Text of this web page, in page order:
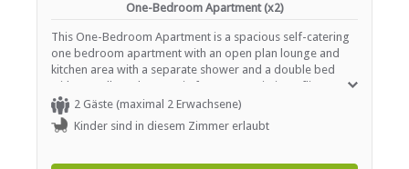
One-Bedroom Apartment (x2)
This One-Bedroom Apartment is a spacious self-catering
one bedroom apartment with an open plan lounge and
kitchen area with a separate shower and a double bed
with a small garden area in front. Free Wi-Fi, Netflix
provided.2 Gäste (maximal 2 Erwachsene)
Kinder sind in diesem Zimmer erlaubt